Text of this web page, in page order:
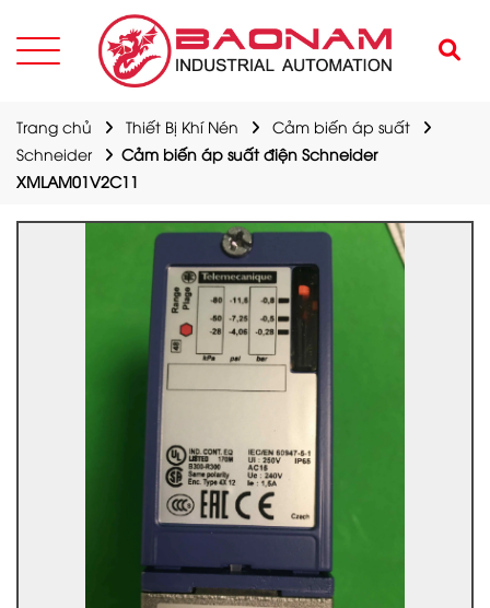
Trang chủ Thiết Bị Khí Nén
Cảm biến áp suất
Schneider
Cảm biến áp suất điện Schneider
XMLAM01V2C11